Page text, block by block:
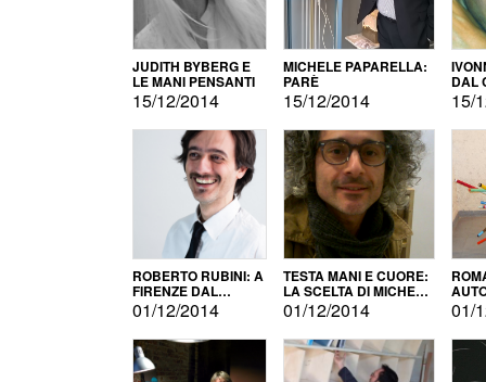
JUDITH BYBERG E
LE MANI PENSANTI
15/12/2014
MICHELE PAPARELLA:
PARÈ
15/12/2014
DAL
15/
ROBERTO RUBINI: A
FIRENZE DAL
PRODOTTO ALLA
PROMOZIONE
01/12/2014
TESTA MANI E CUORE:
LA SCELTA DI MICHELE
BARBERIO
01/12/2014 01/